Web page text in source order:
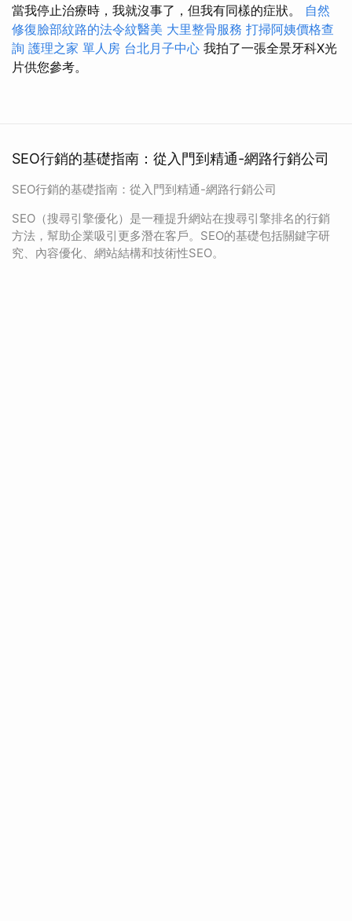
當我停止治療時，我就沒事了，但我有同樣的症狀。 自然
修復臉部紋路的法令紋醫美 大里整骨服務 打掃阿姨價格查
詢 護理之家 單人房 台北月子中心 我拍了一張全景牙科X光
片供您參考。
SEO行銷的基礎指南：從入門到精通-網路行銷公司
SEO行銷的基礎指南：從入門到精通-網路行銷公司
SEO（搜尋引擎優化）是一種提升網站在搜尋引擎排名的行銷
方法，幫助企業吸引更多潛在客戶。SEO的基礎包括關鍵字研
究、內容優化、網站結構和技術性SEO。